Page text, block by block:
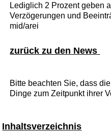
Lediglich 2 Prozent geben
Verzögerungen und
mid/arei
zurück zu den News
Bitte beachten Sie, dass
Dinge zum Zeitpunkt ihrer
Inhaltsverzeichnis